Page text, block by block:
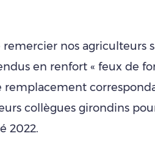
nos agriculteurs
en renfort « feux de
remplacement
collègues girondins
2022.